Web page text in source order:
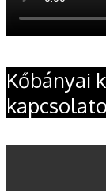
Kőbányai